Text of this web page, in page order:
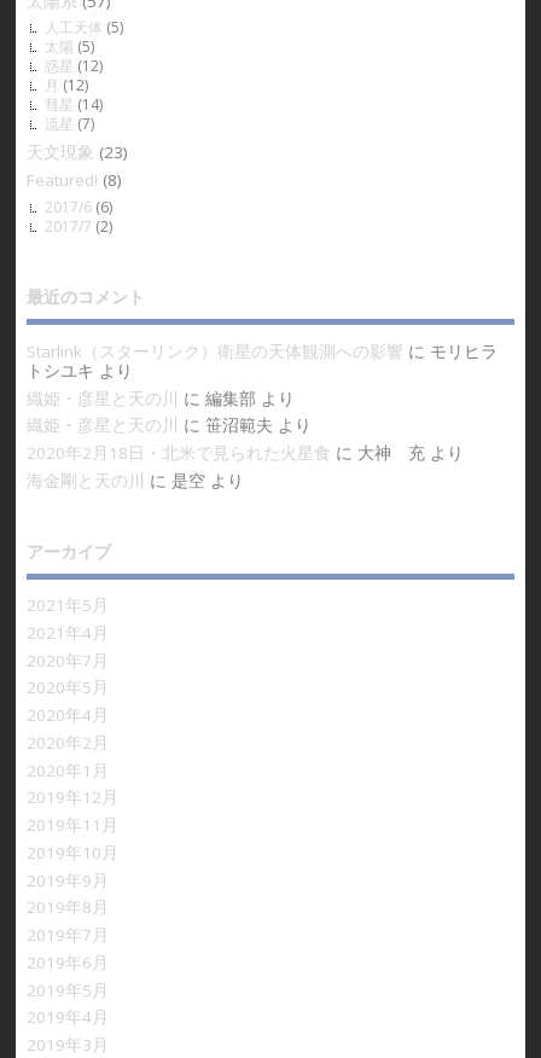
人工天体 (5)
太陽 (5)
惑星 (12)
月 (12)
彗星 (14)
流星 (7)
天文現象 (23)
Featured! (8)
2017/6(6)
2017/7 (2)
最近のコメント
Starlink（スターリンク）衛星の天体観測への影響 に モリヒラ
トシユキ より
織姫・彦星と天の川
に 編集部 より
織姫・彦星と天の川
に 笹沼範夫 より
2020年2月18日・北米で見られた火星食 に 大神 充より
海金剛と天の川
に 是空より
アーカイブ
2021年5月
2021年4月
2020年7月
2020年5月
2020年4月
2020年2月
2020年1月
2019年12月
2019年11月
2019年10月
2019年9月
2019年8月
2019年7月
2019年6月
2019年5月
2019年4月
2019年3月